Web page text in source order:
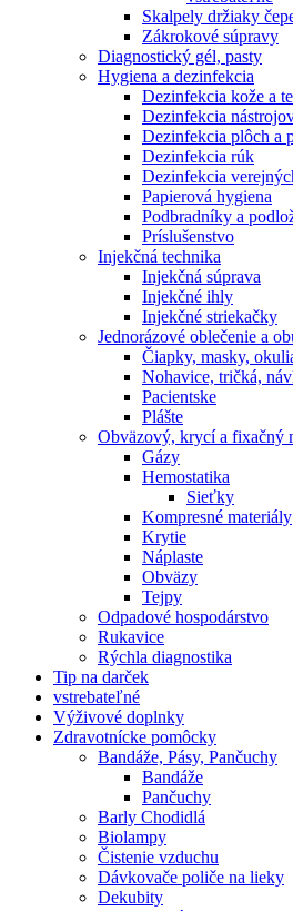
Skalpely držiaky
Zákrokové súpravy
Diagnostický gél, pasty
Hygiena a dezinfekcia
Dezinfekcia kože a
Dezinfekcia
Dezinfekcia plôch a
Dezinfekcia rúk
Dezinfekcia
Papierová hygiena
Podbradníky a
Príslušenstvo
Injekčná technika
Injekčná súprava
Injekčné ihly
Injekčné striekačky
Jednorázové oblečenie a
Čiapky, masky,
Nohavice, tričká,
Pacientske
Plášte
Obväzový, krycí a fixačný
Gázy
Hemostatika
Sieťky
Kompresné materiály
Krytie
Náplaste
Obväzy
Tejpy
Odpadové hospodárstvo
Rukavice
Rýchla diagnostika
Tip na darček
vstrebateľné
Výživové doplnky
Zdravotnícke pomôcky
Bandáže, Pásy, Pančuchy
Bandáže
Pančuchy
Barly Chodidlá
Biolampy
Čistenie vzduchu
Dávkovače poliče na lieky
Dekubity